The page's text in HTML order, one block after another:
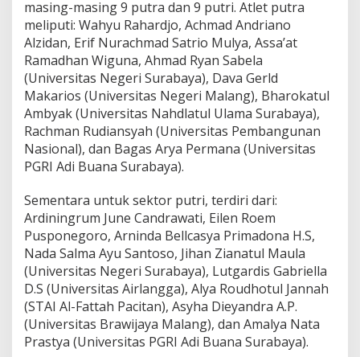
masing-masing 9 putra dan 9 putri. Atlet putra
meliputi: Wahyu Rahardjo, Achmad Andriano
Alzidan, Erif Nurachmad Satrio Mulya, Assa’at
Ramadhan Wiguna, Ahmad Ryan Sabela
(Universitas Negeri Surabaya), Dava Gerld
Makarios (Universitas Negeri Malang), Bharokatul
Ambyak (Universitas Nahdlatul Ulama Surabaya),
Rachman Rudiansyah (Universitas Pembangunan
Nasional), dan Bagas Arya Permana (Universitas
PGRI Adi Buana Surabaya).
Sementara untuk sektor putri, terdiri dari:
Ardiningrum June Candrawati, Eilen Roem
Pusponegoro, Arninda Bellcasya Primadona H.S,
Nada Salma Ayu Santoso, Jihan Zianatul Maula
(Universitas Negeri Surabaya), Lutgardis Gabriella
D.S (Universitas Airlangga), Alya Roudhotul Jannah
(STAI Al-Fattah Pacitan), Asyha Dieyandra A.P.
(Universitas Brawijaya Malang), dan Amalya Nata
Prastya (Universitas PGRI Adi Buana Surabaya).